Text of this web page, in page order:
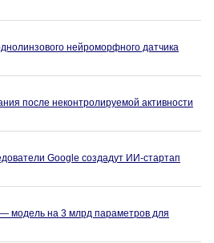
нейроморфного датчика
после неконтролируемой активности
Google создадут ИИ-стартап
модель на 3 млрд параметров для